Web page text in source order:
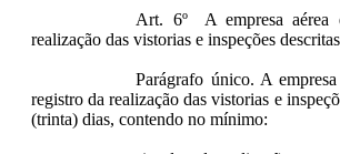
Art. 6º A empresa aérea
realização das vistorias e inspeções
Parágrafo único. A
registro da realização das vistorias e
(trinta) dias, contendo no mínimo: